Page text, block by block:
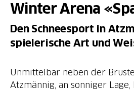
Winter Arena
Den Schneesport in
spielerische Art und
Unmittelbar neben der
Atzmännig, an sonniger